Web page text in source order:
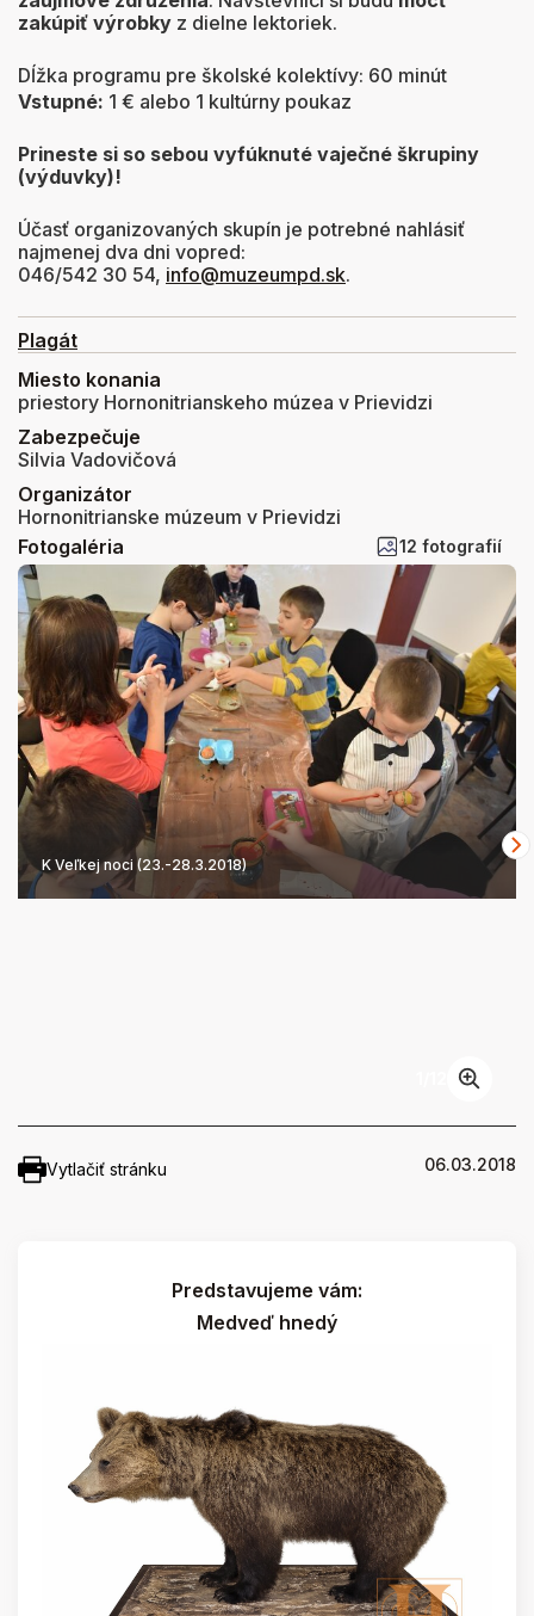
zakúpiť výrobky z dielne lektoriek.
Dĺžka programu pre školské kolektívy: 60 minút
Vstupné: 1 € alebo 1 kultúrny poukaz
Prineste si so sebou vyfúknuté vaječné škrupiny
(výduvky)!
Účasť organizovaných skupín je potrebné nahlásiť
najmenej dva dni vopred:
046/542 30 54, info@muzeumpd.sk.
Plagát
Miesto konania
priestory Hornonitrianskeho múzea v Prievidzi
Zabezpečuje
Silvia Vadovičová
Organizátor
Hornonitrianske múzeum v Prievidzi
Fotogaléria
12 fotografií
K Veľkej noci (23.-28.3.2018)
Vytlačiť stránku 06.03.2018
Predstavujeme vám:
Medveď hnedý